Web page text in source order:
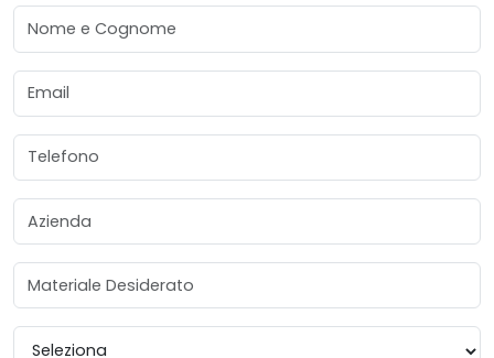
Nome e Cognome
Email
Telefono
Azienda
Materiale Desiderato
Provincia